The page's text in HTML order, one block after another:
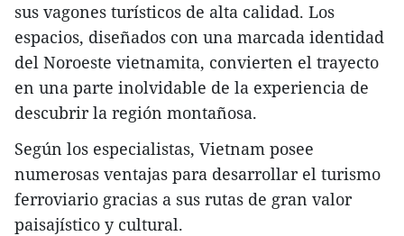
sus vagones turísticos de alta calidad. Los
espacios, diseñados con una marcada identidad
del Noroeste vietnamita, convierten el trayecto
en una parte inolvidable de la experiencia de
descubrir la región montañosa.
Según los especialistas, Vietnam posee
numerosas ventajas para desarrollar el turismo
ferroviario gracias a sus rutas de gran valor
paisajístico y cultural.